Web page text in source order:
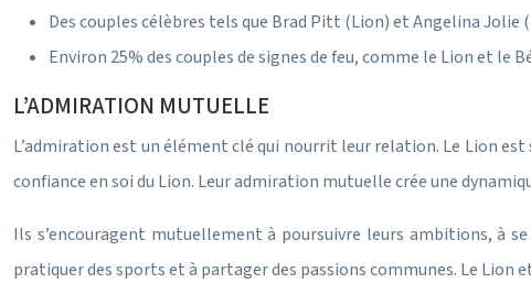
Des couples célèbres tels que Brad Pitt (Lion) et Angelina
Environ 25% des couples de signes de feu, comme le Lion et le
L’ADMIRATION MUTUELLE
L’admiration est un élément clé qui nourrit leur relation. Le Lion est
confiance en soi du Lion. Leur admiration mutuelle crée une
Ils s’encouragent mutuellement à poursuivre leurs ambitions, à
pratiquer des sports et à partager des passions communes. Le